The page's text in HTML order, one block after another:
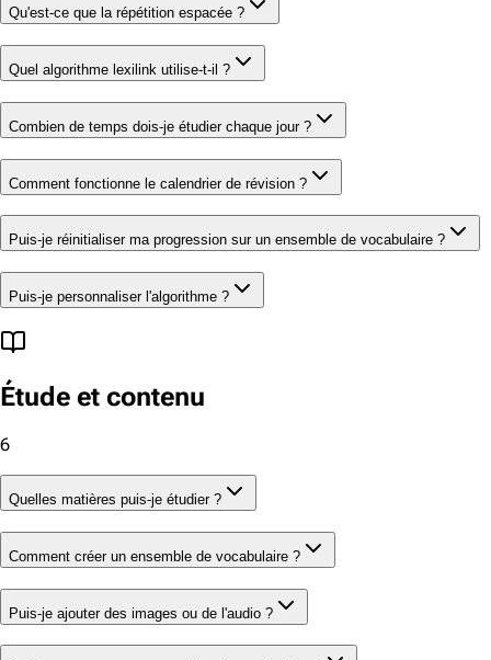
Qu'est-ce que la répétition espacée ?
Quel algorithme lexilink utilise-t-il ?
Combien de temps dois-je étudier chaque jour ?
Comment fonctionne le calendrier de révision ?
Puis-je réinitialiser ma progression sur un ensemble de vocabulaire ?
Puis-je personnaliser l'algorithme ?
Étude et contenu
6
Quelles matières puis-je étudier ?
Comment créer un ensemble de vocabulaire ?
Puis-je ajouter des images ou de l'audio ?